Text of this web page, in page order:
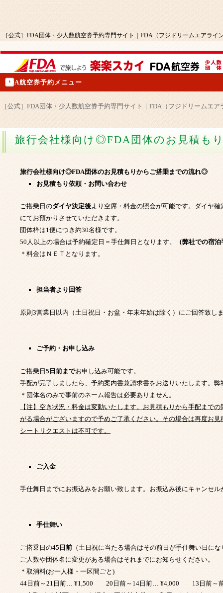
［公式］FDA団体・少人数航空券予約専門サイト｜FDA（フジドリームエアライ
FDA航空券予約メニュー
［公式］FDA団体・少人数航空券予約専門サイト｜FDA（フジドリームエ
旅行会社様向け◎FDA団体のお見積も
旅行会社様向け◎FDA団体のお見積もりからご搭乗までの流れ◎
お見積もり依頼・お問い合わせ
ご搭乗日のダイヤ決定後より空席・料金の照会が可能です。ダイヤ
にてお預かりさせていただきます。
団体枠は1便につき約30名様です。
50人以上の場合は予約確定日＝手仕舞日となります。
（弊社での宿
＊料金はＮＥＴとなります。
担当者より回答
原則3営業日以内（土日祝日・お盆・年末年始は除く）にご回答致し
ご予約・お申し込み
ご搭乗日5 日前までお申し込み可能です。
手配が完了しましたら、予約案内書兼請求書をお送りいたします。
＊団体名のみで事前のネーム報告は必要ありません。
【注】空き状況・料金は変動いたします。お見積もりから手配まで
がる場合がございますので予めご了承ください。その場合は再度お
シートリクエストは不可です。
ご入金
手仕舞日までにお振込みをお願い致します。お振込み後にキャンセ
手仕舞い
ご搭乗日の45 日前 （土日祝に当たる場合はその前日が手仕舞い日に
ご人数や団体名に変更がある場合はそれまでにお知らせください。
＊取消料(お一人様・一区間ごと)
44日前～21日前… ¥1,500 20日前～14日前… ¥4,000 13日前